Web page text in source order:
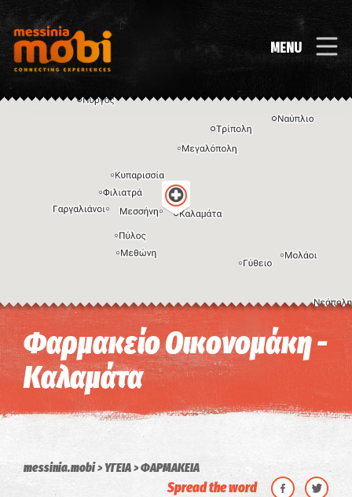
MENU
Η εικόνα ενδέχεται να υπόκειται σε πνευματικά δικαιώματα Όροι
Φαρμακείο Οικονομάκη -
Καλαμάτα
messinia.mobi ΥΓΕΙΑ ΦΑΡΜΑΚΕΙΑ
Spread the word